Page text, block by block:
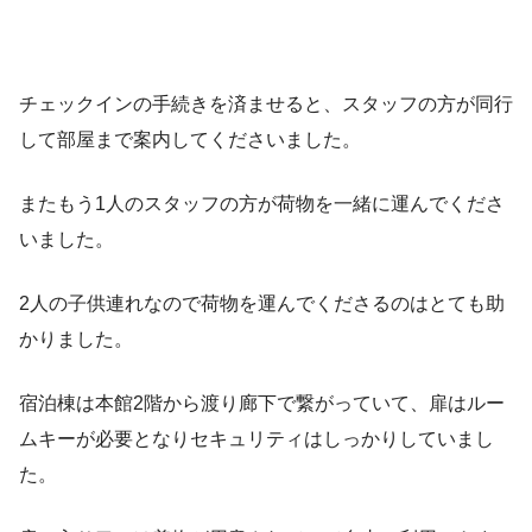
チェックインの手続きを済ませると、スタッフの方が同行
して部屋まで案内してくださいました。
またもう1人のスタッフの方が荷物を一緒に運んでくださ
いました。
2人の子供連れなので荷物を運んでくださるのはとても助
かりました。
宿泊棟は本館2階から渡り廊下で繋がっていて、扉はルー
ムキーが必要となりセキュリティはしっかりしていまし
た。